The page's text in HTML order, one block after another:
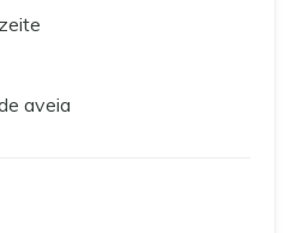
aveia